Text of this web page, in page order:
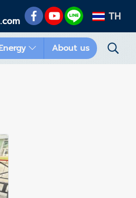
TH
About us